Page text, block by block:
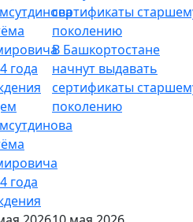
года
В Башкортостане
начнут выдавать
сертификаты
поколению